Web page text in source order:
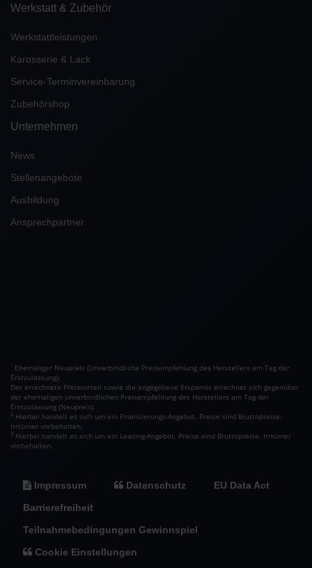
Werkstatt & Zubehör
Werkstattleistungen
Karosserie & Lack
Service-Terminvereinbarung
Zubehörshop
Unternehmen
News
Stellenangebote
Ausbildung
Ansprechpartner
1 Ehemaliger Neupreis (Unverbindliche Preisempfehlung des Herstellers am Tag der
Erstzulassung).
Der errechnete Preisvorteil sowie die angegebene Ersparnis errechnet sich gegenüber
der ehemaligen unverbindlichen Preisempfehlung des Herstellers am Tag der
Erstzulassung (Neupreis).
2 Hierbei handelt es sich um ein Finanzierungs-Angebot. Preise sind Bruttopreise.
Irrtümer vorbehalten.
3 Hierbei handelt es sich um ein Leasing-Angebot. Preise sind Bruttopreise. Irrtümer
vorbehalten.
Impressum Datenschutz
EU Data Act
Barrierefreiheit
Teilnahmebedingungen Gewinnspiel
Cookie Einstellungen